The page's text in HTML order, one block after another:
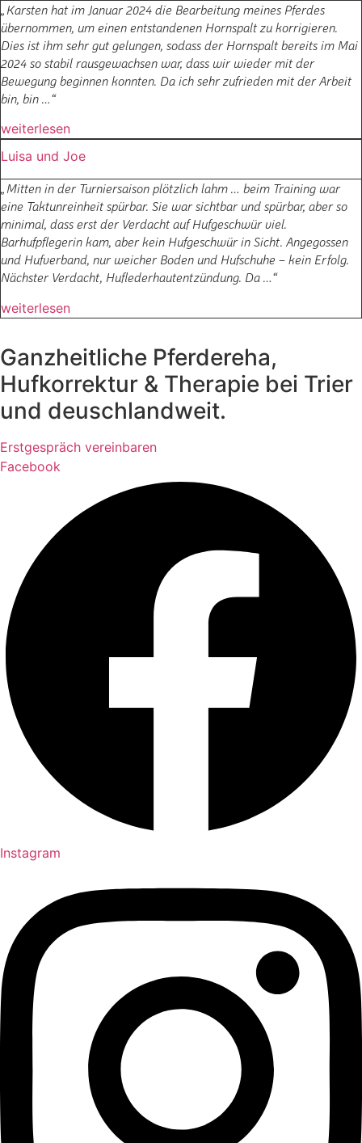
Karsten hat im Januar 2024 die Bearbeitung meines Pferdes
übernommen, um einen entstandenen Hornspalt zu korrigieren.
Dies ist ihm sehr gut gelungen, sodass der Hornspalt bereits im Mai
2024 so stabil rausgewachsen war, dass wir wieder mit der
Bewegung beginnen konnten. Da ich sehr zufrieden mit der Arbeit
bin, bin …“
weiterlesen
Luisa und Joe
Mitten in der Turniersaison plötzlich lahm … beim Training war
eine Taktunreinheit spürbar. Sie war sichtbar und spürbar, aber so
minimal, dass erst der Verdacht auf Hufgeschwür viel.
Barhufpflegerin kam, aber kein Hufgeschwür in Sicht. Angegossen
und Hufverband, nur weicher Boden und Hufschuhe – kein Erfolg.
Nächster Verdacht, Huflederhautentzündung. Da …“
weiterlesen
Ganzheitliche Pferdereha,
Hufkorrektur & Therapie bei Trier
und deuschlandweit.
Erstgespräch vereinbaren
Facebook
Instagram